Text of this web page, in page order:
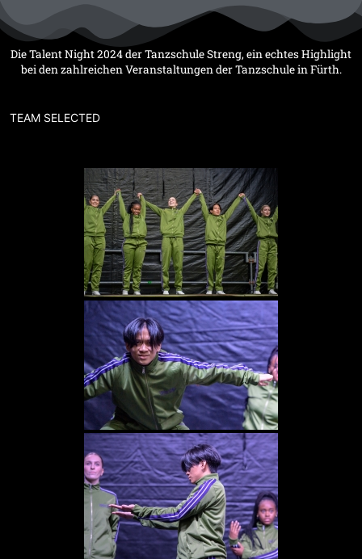
Inhalt
springen
Die Talent Night 2024 der Tanzschule Streng, ein echtes Highlight
bei den zahlreichen Veranstaltungen der Tanzschule in Fürth.
TEAM SELECTED